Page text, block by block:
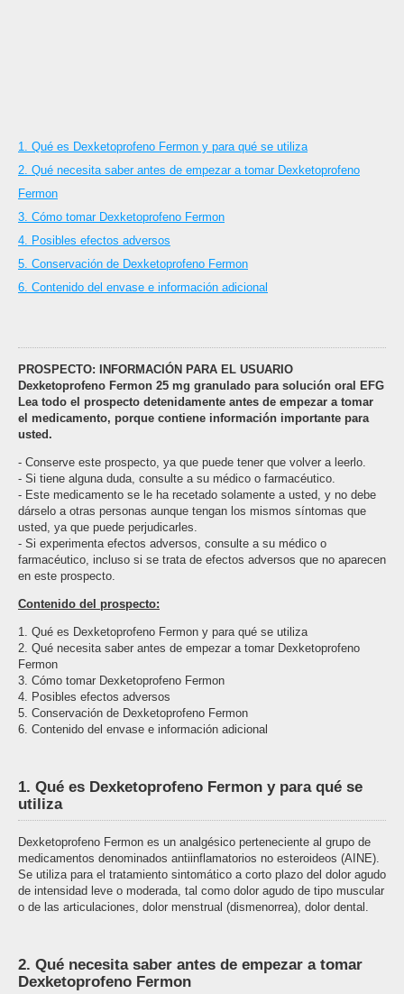
1. Qué es Dexketoprofeno Fermon y para qué se utiliza
2. Qué necesita saber antes de empezar a tomar Dexketoprofeno
Fermon
3. Cómo tomar Dexketoprofeno Fermon
4. Posibles efectos adversos
5. Conservación de Dexketoprofeno Fermon
6. Contenido del envase e información adicional
PROSPECTO: INFORMACIÓN PARA EL USUARIO
Dexketoprofeno Fermon 25 mg granulado para solución oral EFG
Lea todo el prospecto detenidamente antes de empezar a tomar
el medicamento, porque contiene información importante para
usted.
- Conserve este prospecto, ya que puede tener que volver a leerlo.
- Si tiene alguna duda, consulte a su médico o farmacéutico.
- Este medicamento se le ha recetado solamente a usted, y no debe
dárselo a otras personas aunque tengan los mismos síntomas que
usted, ya que puede perjudicarles.
- Si experimenta efectos adversos, consulte a su médico o
farmacéutico, incluso si se trata de efectos adversos que no aparecen
en este prospecto.
Contenido del prospecto:
1. Qué es Dexketoprofeno Fermon y para qué se utiliza
2. Qué necesita saber antes de empezar a tomar Dexketoprofeno
Fermon
3. Cómo tomar Dexketoprofeno Fermon
4. Posibles efectos adversos
5. Conservación de Dexketoprofeno Fermon
6. Contenido del envase e información adicional
1. Qué es Dexketoprofeno Fermon y para qué se
utiliza
Dexketoprofeno Fermon es un analgésico perteneciente al grupo de
medicamentos denominados antiinflamatorios no esteroideos (AINE).
Se utiliza para el tratamiento sintomático a corto plazo del dolor agudo
de intensidad leve o moderada, tal como dolor agudo de tipo muscular
o de las articulaciones, dolor menstrual (dismenorrea), dolor dental.
2. Qué necesita saber antes de empezar a tomar
Dexketoprofeno Fermon